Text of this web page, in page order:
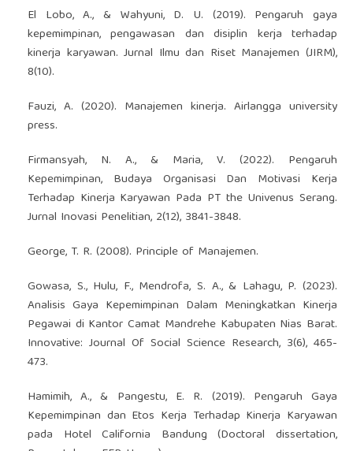
El Lobo, A., & Wahyuni, D. U. (2019). Pengaruh gaya
kepemimpinan, pengawasan dan disiplin kerja terhadap
kinerja karyawan. Jurnal Ilmu dan Riset Manajemen (JIRM),
8(10).
Fauzi, A. (2020). Manajemen kinerja. Airlangga university
press.
Firmansyah, N. A., & Maria, V. (2022). Pengaruh
Kepemimpinan, Budaya Organisasi Dan Motivasi Kerja
Terhadap Kinerja Karyawan Pada PT the Univenus Serang.
Jurnal Inovasi Penelitian, 2(12), 3841-3848.
George, T. R. (2008). Principle of Manajemen.
Gowasa, S., Hulu, F., Mendrofa, S. A., & Lahagu, P. (2023).
Analisis Gaya Kepemimpinan Dalam Meningkatkan Kinerja
Pegawai di Kantor Camat Mandrehe Kabupaten Nias Barat.
Innovative: Journal Of Social Science Research, 3(6), 465-
473.
Hamimih, A., & Pangestu, E. R. (2019). Pengaruh Gaya
Kepemimpinan dan Etos Kerja Terhadap Kinerja Karyawan
pada Hotel California Bandung (Doctoral dissertation,